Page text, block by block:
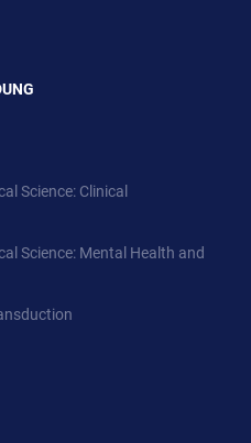
Science: Clinical
Science: Mental Health and